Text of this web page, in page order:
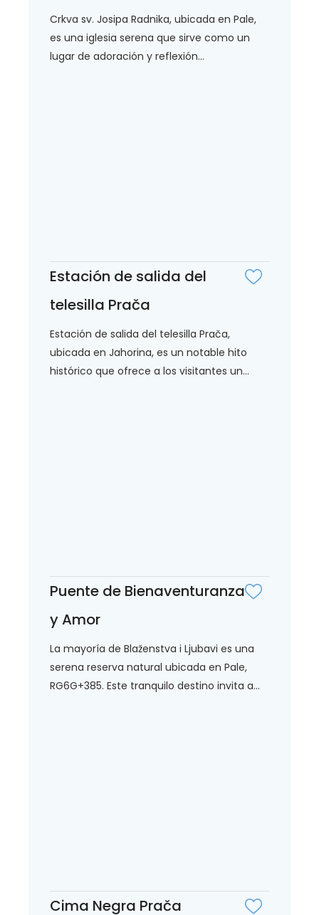
Crkva sv. Josipa Radnika, ubicada en Pale,
es una iglesia serena que sirve como un
lugar de adoración y reflexión...
Estación de salida del
telesilla Prača
Estación de salida del telesilla Prača,
ubicada en Jahorina, es un notable hito
histórico que ofrece a los visitantes un...
Puente de Bienaventuranza
y Amor
La mayoría de Blaženstva i Ljubavi es una
serena reserva natural ubicada en Pale,
RG6G+385. Este tranquilo destino invita a...
Cima Negra Prača